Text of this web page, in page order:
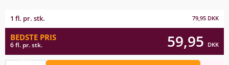
1 fl. pr. stk. 79,95 DKK
BEDSTE PRIS
6 fl. pr. stk. 59,95 DKK